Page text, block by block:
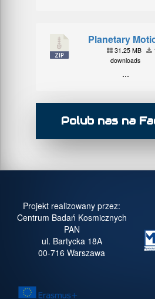
Planetary
31.25 MB
downloads
...
Polub nas na
Projekt realizowany przez:
Centrum Badań Kosmicznych
PAN
ul. Bartycka 18A
00-716 Warszawa